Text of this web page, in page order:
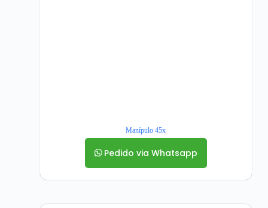
Manípulo 45x
Pedido via Whatsapp